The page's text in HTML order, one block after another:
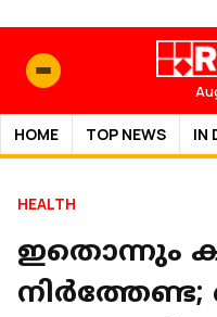
HOME TOP NEWS IN
HEALTH
ഇതൊന്നും